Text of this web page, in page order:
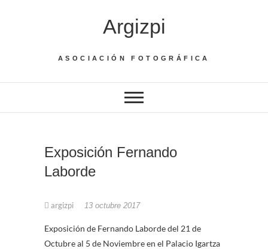
Argizpi
ASOCIACIÓN FOTOGRÁFICA
Exposición Fernando
Laborde
argizpi 13 octubre 2017
Exposición de Fernando Laborde del 21 de
Octubre al 5 de Noviembre en el Palacio Igartza